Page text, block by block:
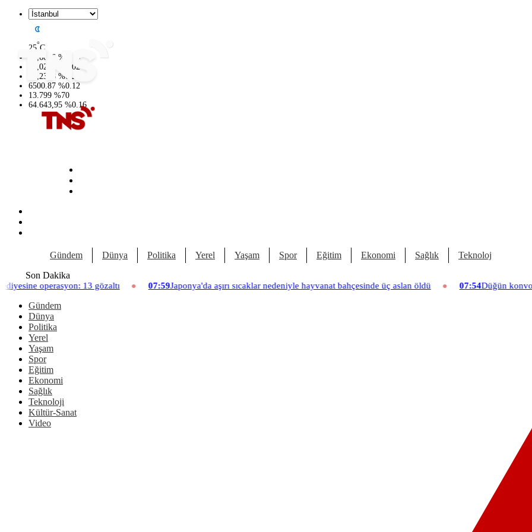
25°C
47,6006 %
0.06
55,0250
0.02
64,2398 %0.2
6500.87 %0.12
13.799 %70
64.643,95 %0.16
Gündem Dünya Politika Yerel Yaşam Spor Eğitim Ekonomi Sağlık Teknoloji
Son Dakika
gözaltı 07:59 Japonya'da aşırı sıcaklar nedeniyle hayvanat bahçesinde üç aslan öldü 07:54Düğün konvoyuna ağır fatura: 540
Gündem
Dünya
Politika
Yerel
Yaşam
Spor
Eğitim
Ekonomi
Sağlık
Teknoloji
Kültür-Sanat
Video